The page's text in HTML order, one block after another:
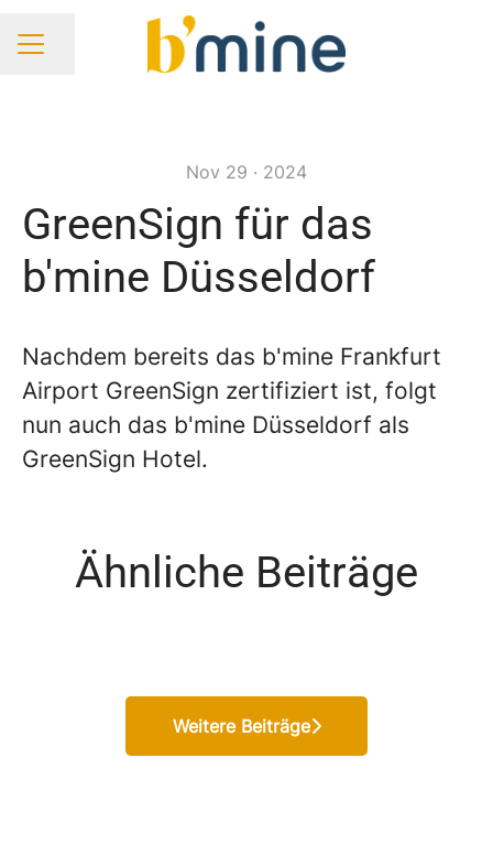
KARRIEREMENÜ
Seite teilen
Nov 29 · 2024
GreenSign für das
b'mine Düsseldorf
Nachdem bereits das b'mine Frankfurt
Airport GreenSign zertifiziert ist, folgt
nun auch das b'mine Düsseldorf als
GreenSign Hotel.
Ähnliche Beiträge
Executive Jahres-Kick-Off
Leadership im Doppelpack 🤝
Patrick wird Cluster Hotel
Weitere Beiträge